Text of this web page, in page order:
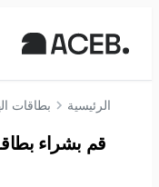
الرئيسية بطاقات الهدايا